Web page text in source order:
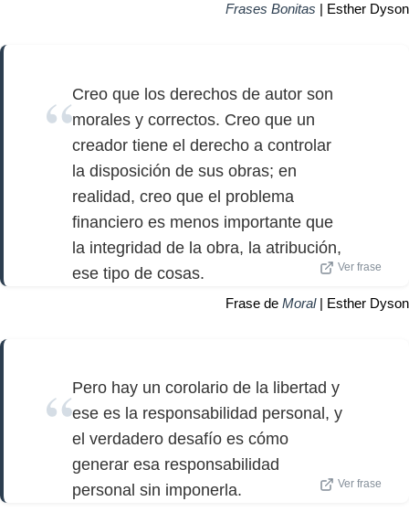
Frases Bonitas | Esther Dyson
Creo que los derechos de autor son
morales y correctos. Creo que un
creador tiene el derecho a controlar
la disposición de sus obras; en
realidad, creo que el problema
financiero es menos importante que
la integridad de la obra, la atribución,
ese tipo de cosas.
Ver frase
Frase de Moral| Esther Dyson
Pero hay un corolario de la libertad y
ese es la responsabilidad personal, y
el verdadero desafío es cómo
generar esa responsabilidad
personal sin imponerla.
Ver frase